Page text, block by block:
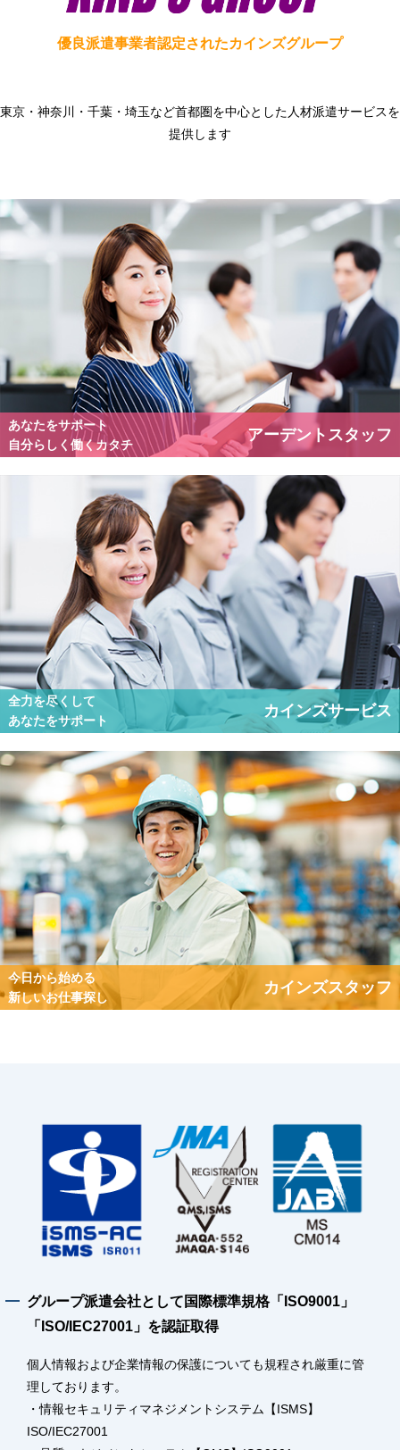
優良派遣事業者認定されたカインズグループ
東京・神奈川・千葉・埼玉など首都圏を中心とした人材派遣サービスを
提供します
あなたをサポート
自分らしく働くカタチ
アーデントスタッフ
全力を尽くして
あなたをサポート
カインズサービス
今日から始める
新しいお仕事探し
カインズスタッフ
グループ派遣会社として国際標準規格「ISO9001」
「ISO/IEC27001」を認証取得
個人情報および企業情報の保護についても規程され厳重に管
理しております。
・情報セキュリティマネジメントシステム【ISMS】
ISO/IEC27001